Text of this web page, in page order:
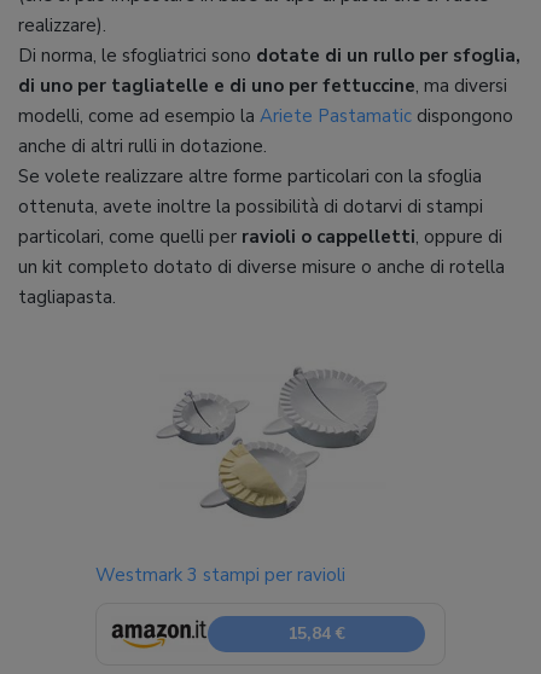
realizzare).
Di norma, le sfogliatrici sono dotate di un rullo per sfoglia,
di uno per tagliatelle e di uno per fettuccine, ma diversi
modelli, come ad esempio la Ariete Pastamatic dispongono
anche di altri rulli in dotazione.
Se volete realizzare altre forme particolari con la sfoglia
ottenuta, avete inoltre la possibilità di dotarvi di stampi
particolari, come quelli per ravioli o cappelletti, oppure di
un kit completo dotato di diverse misure o anche di rotella
tagliapasta.
Westmark 3 stampi per ravioli
15,84 €